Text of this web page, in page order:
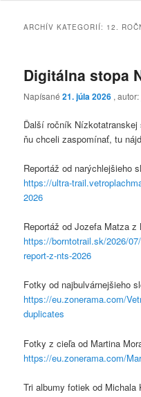
ARCHÍV KATEGORIÍ: 12.
Digitálna stopa
Napísané21. júla 2026 , autor:
Ďalší ročník
ňu chceli zaspomínať, tu
Reportáž od narýchlejšieho
https://ultra-
2026
Reportáž od Jozefa Matza z
https://borntotrail.sk/2026/
report-z-nts-2026
Fotky od najbulvárnejšieho
https://eu.zonerama.com/
duplicates
Fotky z cieľa od Martina
https://eu.zonerama.com/
Tri albumy fotiek od Michala